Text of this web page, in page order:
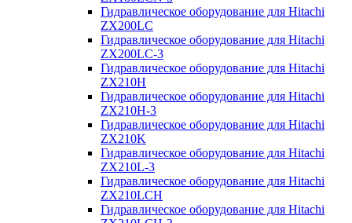
Гидравлическое оборудование для Hitachi
ZX200LC
Гидравлическое оборудование для Hitachi
ZX200LC-3
Гидравлическое оборудование для Hitachi
ZX210H
Гидравлическое оборудование для Hitachi
ZX210H-3
Гидравлическое оборудование для Hitachi
ZX210K
Гидравлическое оборудование для Hitachi
ZX210L-3
Гидравлическое оборудование для Hitachi
ZX210LCH
Гидравлическое оборудование для Hitachi